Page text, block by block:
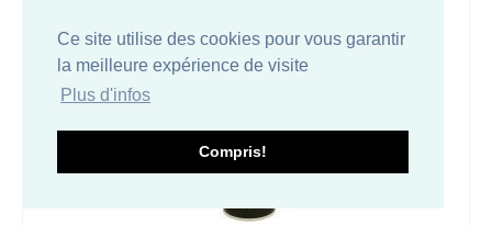
Ce site utilise des cookies pour vous garantir
la meilleure expérience de visite
Plus d'infos
Compris!